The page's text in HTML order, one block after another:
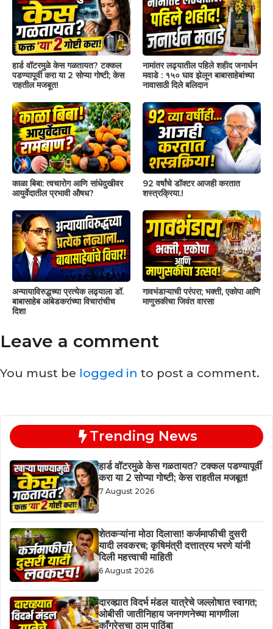
हार्ड वॉटरमुळे केस गळतायत? टक्कल
पडण्यापूर्वी करा या 2 सोप्या गोष्टी; केस
राहतील मजबूत!
नामांतर लढ्यातील पहिले शहीद जनार्धन
मवाडे : १५० घाव झेलून बाबासाहेबांच्या
नावासाठी दिले बलिदान
काळा बिबा: त्वचारोग आणि सांधेदुखीवर
आयुर्वेदातील प्रभावी औषध?
92 वर्षांचे डॉक्टर आजही करतात
शस्त्रक्रिया.!
अन्यायाविरुद्धच्या प्रत्येक लढ्याला डॉ.
बाबासाहेब आंबेडकरांच्या विचारांचीच
दिशा
गावभंडाऱ्याची परंपरा; भक्ती, एकोपा आणि
माणुसकीचा जिवंत वारसा
Leave a comment
You must be logged in to post a comment.
Trending News
हार्ड वॉटरमुळे केस गळतायत? टक्कल पडण्यापूर्वी
करा या 2 सोप्या गोष्टी; केस राहतील मजबूत!
7 August 2026
शेतकऱ्यांना मोठा दिलासा! कर्जमाफीची दुसरी
यादी लवकरच; कृषिमंत्री दत्तात्रय भरणे यांनी
दिली महत्त्वाची माहिती
6 August 2026
दारव्ह्यात विदर्भ मंडल यात्रेचे जल्लोषात स्वागत;
ओबीसी जातीनिहाय जनगणनेच्या मागणीला
काँग्रेसचा ठाम पाठिंबा